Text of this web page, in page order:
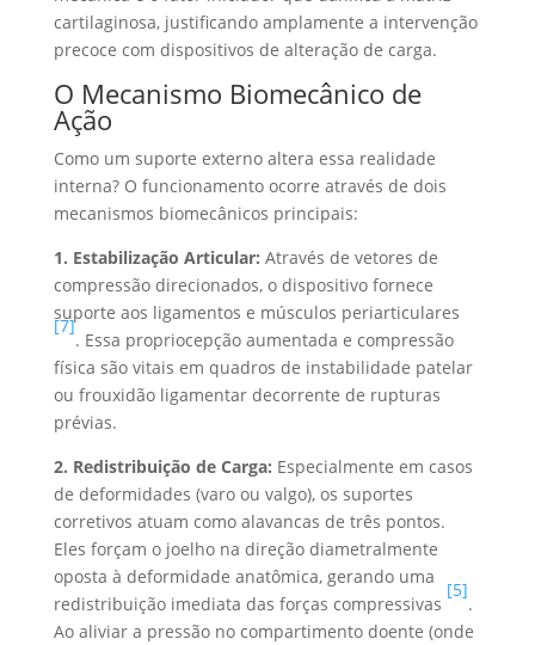
cartilaginosa, justificando amplamente a intervenção
precoce com dispositivos de alteração de carga.
O Mecanismo Biomecânico de
Ação
Como um suporte externo altera essa realidade
interna? O funcionamento ocorre através de dois
mecanismos biomecânicos principais:
1. Estabilização Articular: Através de vetores de
compressão direcionados, o dispositivo fornece
suporte aos ligamentos e músculos periarticulares
[7]
. Essa propriocepção aumentada e compressão
física são vitais em quadros de instabilidade patelar
ou frouxidão ligamentar decorrente de rupturas
prévias.
2. Redistribuição de Carga: Especialmente em casos
de deformidades (varo ou valgo), os suportes
corretivos atuam como alavancas de três pontos.
Eles forçam o joelho na direção diametralmente
oposta à deformidade anatômica, gerando uma
redistribuição imediata das forças compressivas
[5]
.
Ao aliviar a pressão no compartimento doente (onde